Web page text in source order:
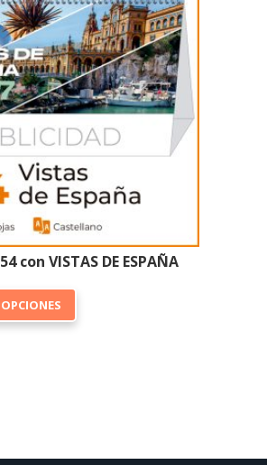
se
pueden
elegir
en
la
página
de
con VISTAS DE ESPAÑA